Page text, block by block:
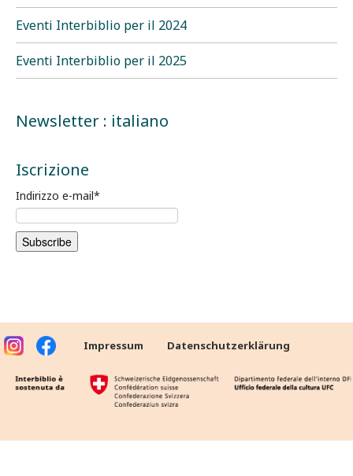
Eventi Interbiblio per il 2024
Eventi Interbiblio per il 2025
Newsletter : italiano
Iscrizione
Indirizzo e-mail*
Impressum Datenschutzerklärung